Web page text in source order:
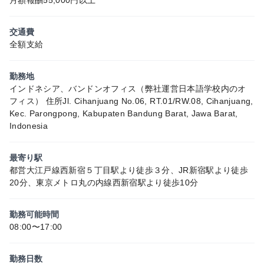
交通費
全額支給
勤務地
インドネシア、バンドンオフィス（弊社運営日本語学校内のオ
フィス） 住所Jl. Cihanjuang No.06, RT.01/RW.08, Cihanjuang,
Kec. Parongpong, Kabupaten Bandung Barat, Jawa Barat,
Indonesia
最寄り駅
都営大江戸線西新宿５丁目駅より徒歩３分、JR新宿駅より徒歩
20分、東京メトロ丸の内線西新宿駅より徒歩10分
勤務可能時間
08:00〜17:00
勤務日数